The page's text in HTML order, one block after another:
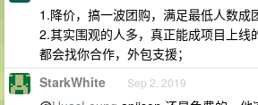
1.降价，搞一波团购，满足最低人数成
2.其实围观的人多，真正能成项目上线
都会找你合作，外包支援；
StarkWhite Sep 2, 2019